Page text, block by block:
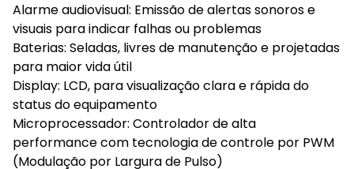
Alarme audiovisual: Emissão de alertas sonoros e
visuais para indicar falhas ou problemas
Baterias: Seladas, livres de manutenção e projetadas
para maior vida útil
Display: LCD, para visualização clara e rápida do
status do equipamento
Microprocessador: Controlador de alta
performance com tecnologia de controle por PWM
(Modulação por Largura de Pulso)